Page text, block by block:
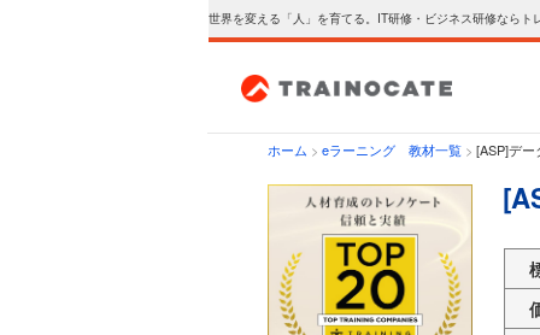
世界を変える「人」を育てる。IT研修・ビジネス研修ならト
ホーム > eラーニング 教材一覧 > [ASP]デ